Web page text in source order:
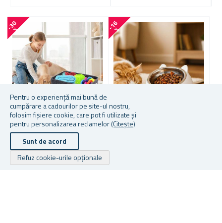
Pentru o experiență mai bună de
cumpărare a cadourilor pe site-ul nostru,
folosim fișiere cookie, care pot fi utilizate și
pentru personalizarea reclamelor(Citește)
Sunt de acord
Refuz cookie-urile opționale
-
3
0
%
COȘ PENTRU JUCĂRIILE
CÂINILOR
-
1
6
%
CASTRON 2 ÎN 1 PENTRU